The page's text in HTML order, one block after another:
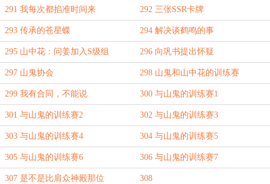
291 我每次都掐准时间来 292 三张SSR卡牌
293 传承的苍星蝶 294 解决谈鹤鸣的事
295 山中花：问姜加入S级组 296 向巩书提出怀疑
297 山鬼协会 298 山鬼和山中花的训练赛
299 我有合同，不能说 300 与山鬼的训练赛1
301 与山鬼的训练赛2 302 与山鬼的训练赛3
303 与山鬼的训练赛4 304 与山鬼的训练赛5
305 与山鬼的训练赛6 306 与山鬼的训练赛7
307 是不是比肩众神殿那位 308